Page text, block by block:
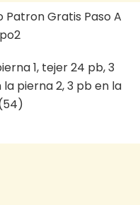
1, tejer 24 pb, 3
la pierna 2, 3 pb en la